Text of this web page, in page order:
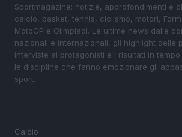
Sportmagazine: notizie, approfondimenti e
calcio, basket, tennis, ciclismo, motori,
MotoGP e Olimpiadi. Le ultime news dalle
nazionali e internazionali, gli highlight delle
interviste ai protagonisti e i risultati in
le discipline che fanno emozionare gli
sport.
Calcio